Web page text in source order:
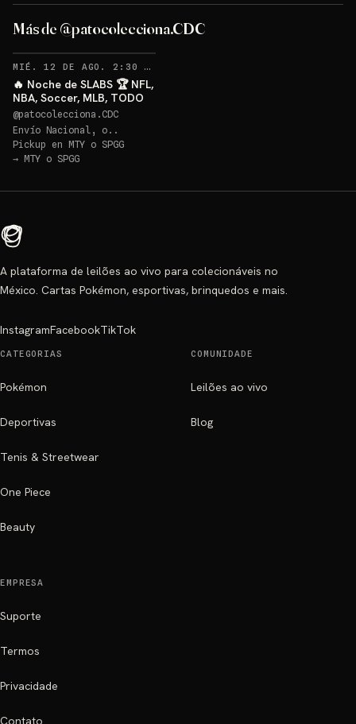
Más de @patocolecciona.CDC
MIÉ. 12 DE AGO. 2:30 AM
🔥 Noche de SLABS 🏆 NFL,
NBA, Soccer, MLB, TODO
@patocolecciona.CDC
Envío Nacional, o..
Pickup en MTY o SPGG
→ MTY o SPGG
A plataforma de leilões ao vivo para colecionáveis no
México. Cartas Pokémon, esportivas, brinquedos e mais.
InstagramFacebookTikTok
CATEGORIAS
Pokémon
Deportivas
Tenis & Streetwear
One Piece
Beauty
COMUNIDADE
Leilões ao vivo
Blog
EMPRESA
Suporte
Termos
Privacidade
Contato